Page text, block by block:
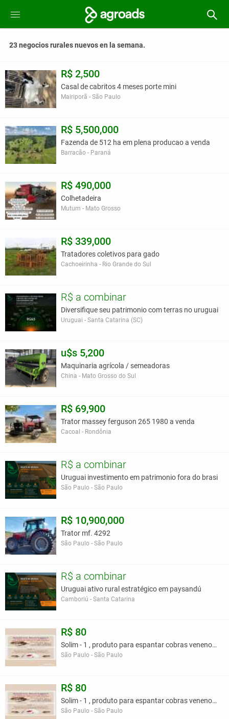
23 negocios rurales nuevos en la semana.
R$ 2,500
Casal de cabritos 4 meses porte mini
Mairiporã - São Paulo
R$ 5,500,000
Fazenda de 512 ha em plena producao a venda
Barracão - Paraná
R$ 490,000
Colhetadeira
Mutum - Mato Grosso
R$ 339,000
Tratadores coletivos para gado
Cachoeirinha - Rio Grande do Sul
R$ a combinar
Diversifique seu patrimonio com terras no uruguai
Uruguai - Santa Catarina (SC)
u$s 5,200
Maquinaria agrícola / semeadoras
China - Mato Grosso do Sul
R$ 69,900
Trator massey ferguson 265 1980 a venda
Cacoal - Rondônia
R$ a combinar
Uruguai investimento em patrimonio fora do brasi
São Paulo - São Paulo
R$ 10,900,000
Trator mf. 4292
São Paulo - São Paulo
R$ a combinar
Uruguai ativo rural estratégico em paysandú
Camboriú - Santa Catarina
R$ 80
Solim - 1 , produto para espantar cobras venenosa
São Paulo - São Paulo
R$ 80
Solim - 1 , produto para espantar cobras venenosa
São Paulo - São Paulo